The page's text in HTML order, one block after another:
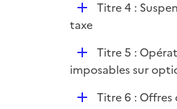
el
r
D
é
i
Titre 4 :
taxe
D
é
Titre 5 :
imposables sur
DTitre 6 :